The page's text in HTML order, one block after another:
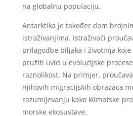
na globalnu populaciju.
Antarktika je također dom
istraživanjima. Istraživači
prilagodbe biljaka i životinja koje
pružiti uvid u evolucijske
raznolikost. Na primjer,
njihovih migracijskih obrazaca
razumijevanju kako klimatske
morske ekosustave.